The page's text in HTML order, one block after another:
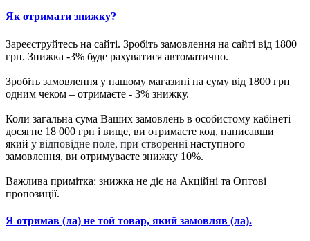
Як отримати знижку?
Зареєструйтесь на сайті. Зробіть замовлення на сайті від 1800
грн. Знижка -3% буде рахуватися автоматично.
Зробіть замовлення у нашому магазині на суму від 1800 грн
одним чеком – отримаєте - 3% знижку.
Коли загальна сума Ваших замовлень в особистому кабінеті
досягне 18 000 грн і вище, ви отримаєте код, написавши
який у відповідне поле, при створенні наступного
замовлення, ви отримуваєте знижку 10%.
Важлива примітка: знижка не діє на Акційні та Оптові
пропозиції.
Я отримав (ла) не той товар, який замовляв (ла).